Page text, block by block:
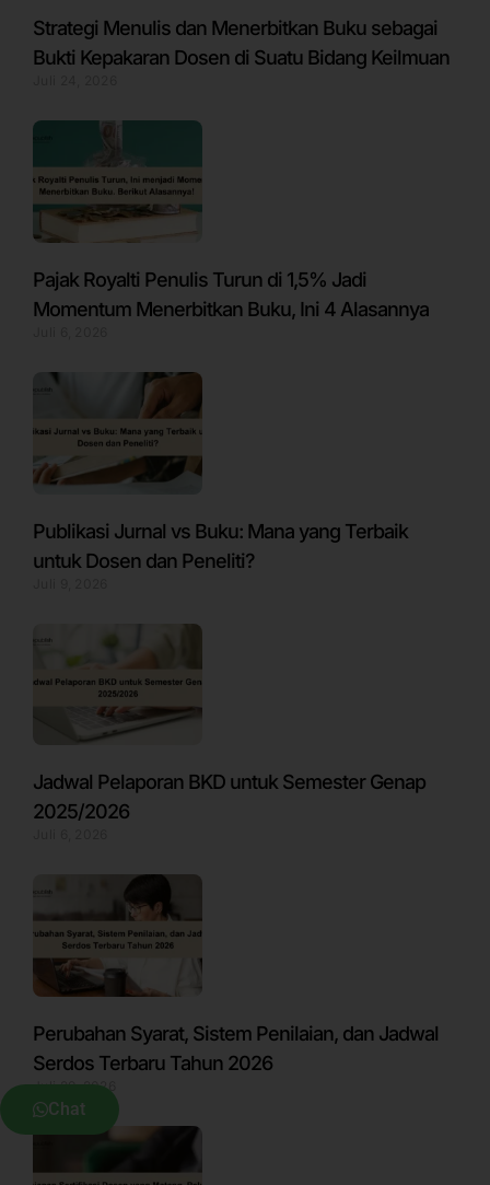
Strategi Menulis dan Menerbitkan Buku sebagai
Bukti Kepakaran Dosen di Suatu Bidang Keilmuan
Pajak Royalti Penulis Turun di 1,5% Jadi
Momentum Menerbitkan Buku, Ini 4 Alasannya
Publikasi Jurnal vs Buku: Mana yang Terbaik
untuk Dosen dan Peneliti?
Jadwal Pelaporan BKD untuk Semester Genap
2025/2026
Perubahan Syarat, Sistem Penilaian, dan Jadwal
Serdos Terbaru Tahun 2026
Juli 29, 2026
Chat